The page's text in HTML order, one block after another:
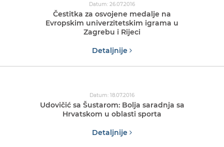
Datum: 26.07.2016
Čestitka za osvojene medalje na
Evropskim univerzitetskim igrama u
Zagrebu i Rijeci
Detaljnije
Datum: 18.07.2016
Udovičić sa Šustarom: Bolja saradnja sa
Hrvatskom u oblasti sporta
Detaljnije